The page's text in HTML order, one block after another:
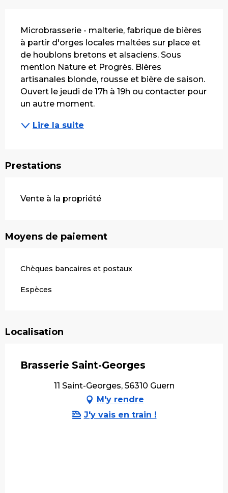
Microbrasserie - malterie, fabrique de bières
à partir d'orges locales maltées sur place et
de houblons bretons et alsaciens. Sous
mention Nature et Progrès. Bières
artisanales blonde, rousse et bière de saison.
Ouvert le jeudi de 17h à 19h ou contacter pour
un autre moment.
Lire la suite
Prestations
Vente à la propriété
Moyens de paiement
Chèques bancaires et postaux
Espèces
Localisation
Brasserie Saint-Georges
11 Saint-Georges, 56310 Guern
M'y rendre
J'y vais en train !